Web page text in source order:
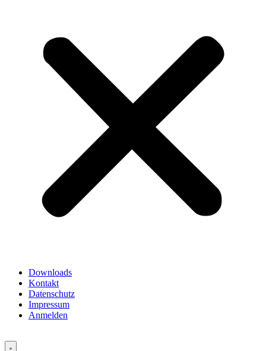
Downloads
Kontakt
Datenschutz
Impressum
Anmelden